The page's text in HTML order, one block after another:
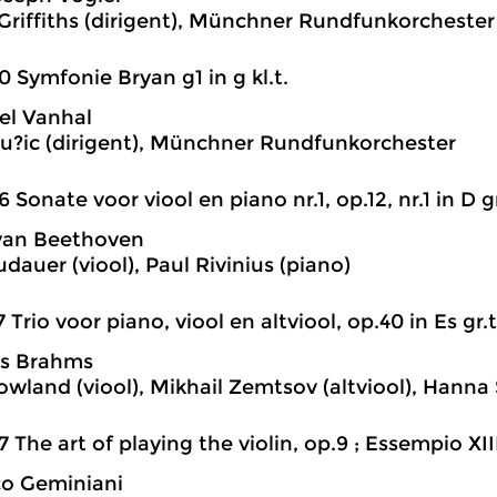
(dirigent), Münchner Rundfunkorchester
Symfonie Bryan g1 in g kl.t.
Vanhal
(dirigent), Münchner Rundfunkorchester
Sonate voor viool en piano nr.1, op.12, nr.1 in D
Beethoven
(viool), Paul Rivinius (piano)
Trio voor piano, viool en altviool, op.40 in Es
Brahms
(viool), Mikhail Zemtsov (altviool), Hanna
The art of playing the violin, op.9 ; Essempio
Geminiani